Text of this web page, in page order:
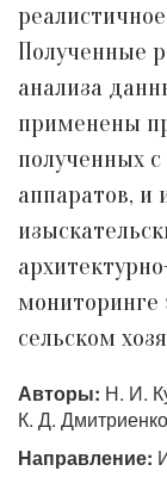
Полученные
анализа
применены
полученных
аппаратов, и
мониторинге
сельском
Авторы: Н. И.
К. Д. Дмитриенко
Направление: